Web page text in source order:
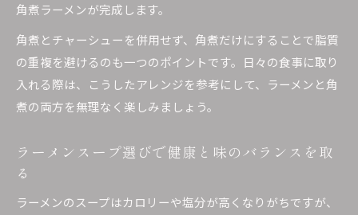
角煮ラーメンが完成します。
角煮とチャーシューを併用せず、角煮だけにすることで脂質
の重複を避けるのも一つのポイントです。日々の食事に取り
入れる際は、こうしたアレンジを参考にして、ラーメンと角
煮の両方を無理なく楽しみましょう。
ラーメンスープ選びで健康と味のバランスを取
る
ラーメンのスープはカロリーや塩分が高くなりがちですが、